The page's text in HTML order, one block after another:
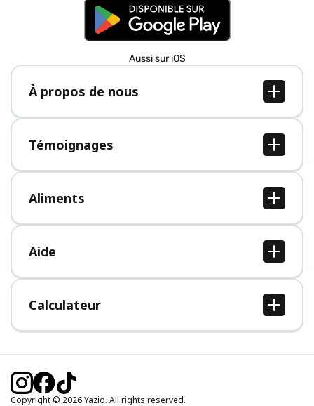
Aussi sur iOS
À propos de nous
À propos de nous
Postes
Presse
Témoignages
Tous les témoignages
Aliments
Tous les aliments
Aide
Centre d'aide
Calculateur
Calcul IMC
Calcul poids idéal
Calcul calories brûlées
Copyright © 2026 Yazio. All rights reserved.